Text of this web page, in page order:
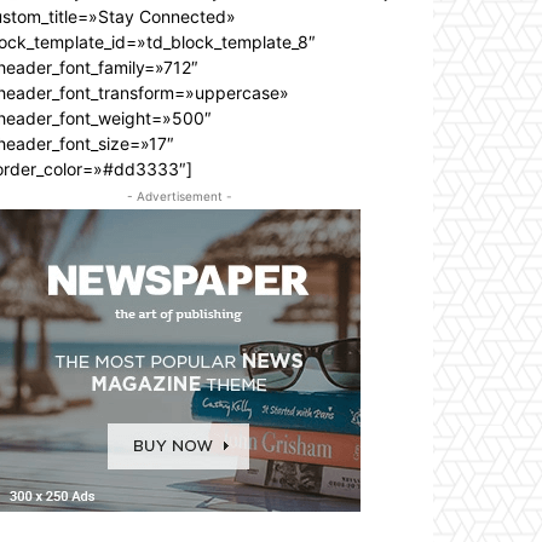
Connected»
- Advertisement -